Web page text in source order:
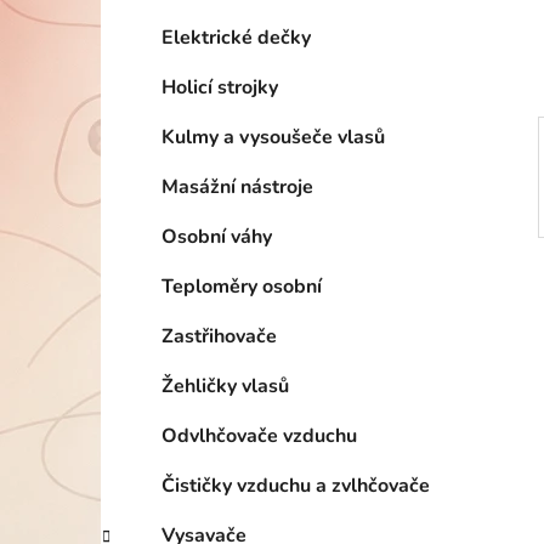
p
n
e
l
Elektrické dečky
Holicí strojky
Kulmy a vysoušeče vlasů
Masážní nástroje
Osobní váhy
Teploměry osobní
Zastřihovače
Žehličky vlasů
Odvlhčovače vzduchu
Čističky vzduchu a zvlhčovače
Vysavače